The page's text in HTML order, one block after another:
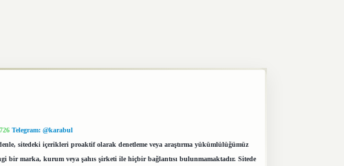
Telegram: @karabul
sitedeki içerikleri proaktif olarak denetleme veya araştırma yükümlülüğümüz
bir marka, kurum veya şahıs şirketi ile hiçbir bağlantısı bulunmamaktadır. Sitede